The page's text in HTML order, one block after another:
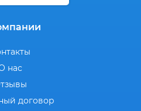
нас
договор